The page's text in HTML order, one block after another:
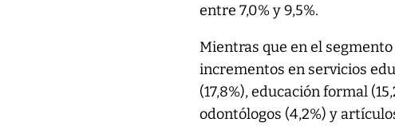
entre 7,0% y 9,5%.
Mientras que en el
incrementos en servicios
(17,8%), educación formal
odontólogos (4,2%) y